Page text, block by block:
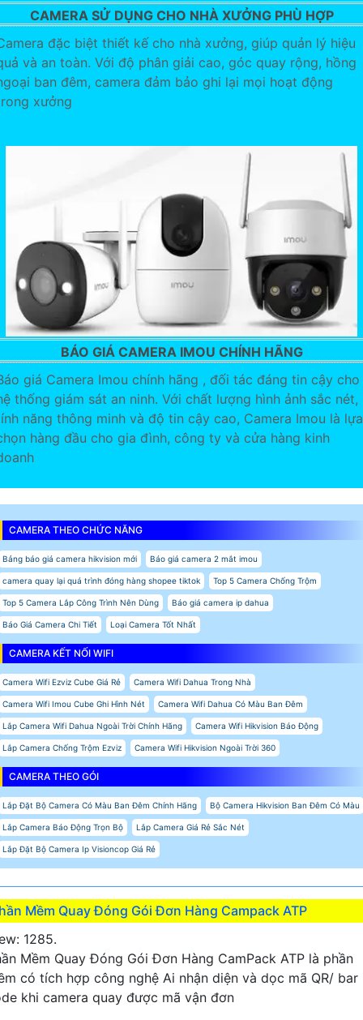
CAMERA SỬ DỤNG CHO NHÀ XƯỞNG PHÙ HỢP
đặc biệt thiết kế cho nhà xưởng, giúp quản lý hiệu
và an toàn. Với độ phân giải cao, góc quay rộng, hồng
ban đêm, camera đảm bảo ghi lại mọi hoạt động
xưởng
BÁO GIÁ CAMERA IMOU CHÍNH HÃNG
giá Camera Imou chính hãng , đối tác đáng tin cậy cho
thống giám sát an ninh. Với chất lượng hình ảnh sắc nét,
năng thông minh và độ tin cậy cao, Camera Imou là lựa
hàng đầu cho gia đình, công ty và cửa hàng kinh
CAMERA THEO CHỨC NĂNG
Bảng báo giá camera hikvision mới Báo giá camera 2 mắt imou
camera quay lại quá trình đóng hàng shopee tiktok Top 5 Camera Chống Trộm
Top 5 Camera Lắp Công Trình Nên Dùng Báo giá camera ip dahua
Báo Giá Camera Chi Tiết Loại Camera Tốt Nhất
CAMERA KẾT NỐI WIFI
Camera Wifi Ezviz Cube Giá Rẻ Camera Wifi Dahua Trong Nhà
Camera Wifi Imou Cube Ghi Hình Nét Camera Wifi Dahua Có Màu Ban Đêm
Lắp Camera Wifi Dahua Ngoài Trời Chính Hãng Camera Wifi Hikvision Báo Động
Lắp Camera Chống Trộm Ezviz Camera Wifi Hikvision Ngoài Trời 360
CAMERA THEO GÓI
Lắp Đặt Bộ Camera Có Màu Ban Đêm Chính Hãng Bộ Camera Hikvision Ban Đêm Có Màu
Lắp Camera Báo Động Trọn Bộ Lắp Camera Giá Rẻ Sắc Nét
Lắp Đặt Bộ Camera Ip Visioncop Giá Rẻ
Mềm Quay Đóng Gói Đơn Hàng Campack ATP
1285.
Mềm Quay Đóng Gói Đơn Hàng CamPack ATP là phần
có tích hợp công nghệ Ai nhận diện và dọc mã QR/ bar
khi camera quay được mã vận đơn